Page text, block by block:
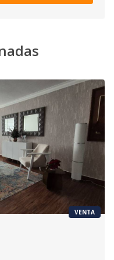
VENTA